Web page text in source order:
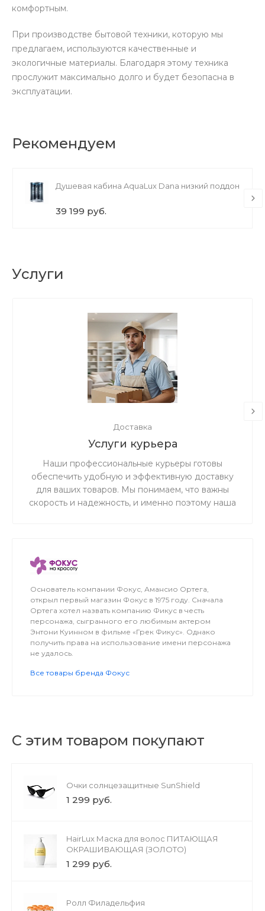
комфортным.
При производстве бытовой техники, которую мы
предлагаем, используются качественные и
экологичные материалы. Благодаря этому техника
прослужит максимально долго и будет безопасна в
эксплуатации.
Рекомендуем
Душевая кабина AquaLux Dana низкий поддон
39 199 руб.
Услуги
Доставка
Услуги курьера
Наши профессиональные курьеры готовы
обеспечить удобную и эффективную доставку
для ваших товаров. Мы понимаем, что важны
скорость и надежность, и именно поэтому наша
Основатель компании Фокус, Амансио Ортега,
открыл первый магазин Фокус в 1975 году. Сначала
Ортега хотел назвать компанию Фикус в честь
персонажа, сыгранного его любимым актером
Энтони Куинном в фильме «Грек Фикус». Однако
получить права на использование имени персонажа
не удалось.
Все товары бренда Фокус
С этим товаром покупают
Очки солнцезащитные SunShield
1 299 руб.
HairLux Маска для волос ПИТАЮЩАЯ
ОКРАШИВАЮЩАЯ (ЗОЛОТО)
1 299 руб.
Ролл Филадельфия